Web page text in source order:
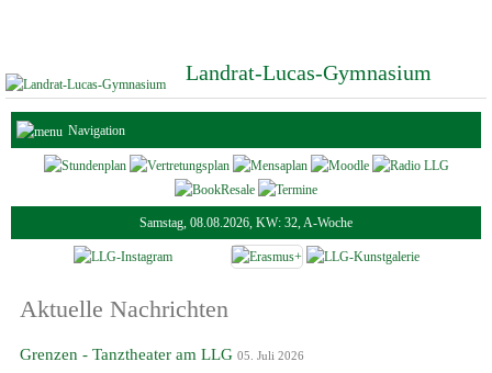
Landrat-Lucas-Gymnasium
Navigation
Samstag, 08.08.2026, KW: 32, A-Woche
Aktuelle Nachrichten
Grenzen - Tanztheater am LLG 05. Juli 2026